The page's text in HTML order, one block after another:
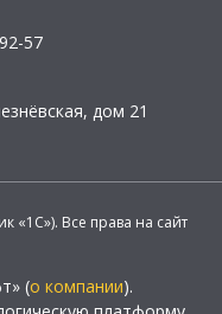
57
дом 21
«1С»). Все права на сайт
(о компании).